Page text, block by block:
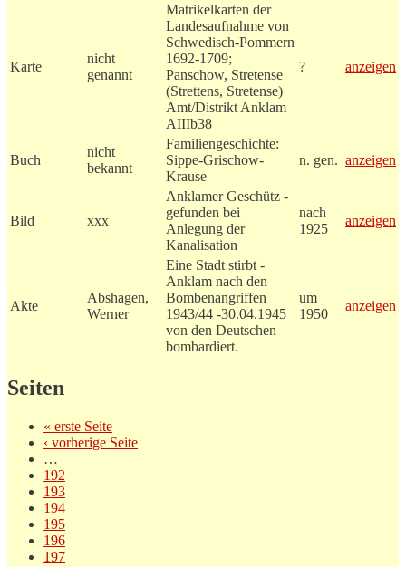
Karte
nicht
genannt
Matrikelkarten der
Landesaufnahme von
Schwedisch-Pommern
1692-1709;
Panschow, Stretense
(Strettens, Stretense)
Amt/Distrikt Anklam
AIIIb38
? anzeigen
Buch
nicht
bekannt
Familiengeschichte:
Sippe-Grischow-
Krause
n. gen. anzeigen
Bild xxx
Anklamer Geschütz -
gefunden bei
Anlegung der
Kanalisation
nach
1925
anzeigen
Akte
Abshagen,
Werner
Eine Stadt stirbt -
Anklam nach den
Bombenangriffen
1943/44 -30.04.1945
von den Deutschen
bombardiert.
um
1950
anzeigen
Seiten
« erste Seite
‹ vorherige Seite
…
192
193
194
195
196
197